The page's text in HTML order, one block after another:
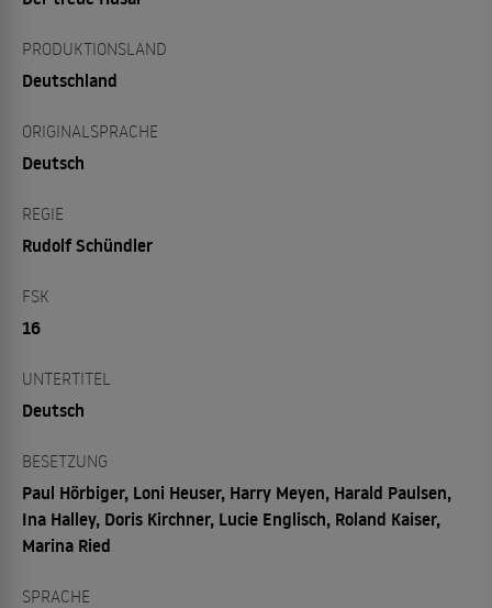
PRODUKTIONSLAND
Deutschland
ORIGINALSPRACHE
Deutsch
REGIE
Rudolf Schündler
FSK
16
UNTERTITEL
Deutsch
BESETZUNG
Paul Hörbiger, Loni Heuser, Harry Meyen, Harald Paulsen,
Ina Halley, Doris Kirchner, Lucie Englisch, Roland Kaiser,
Marina Ried
SPRACHE